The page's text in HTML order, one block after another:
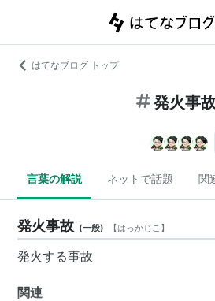
はてなブログ トップ
発火事
言葉の解説 ネットで話題 関
発火事故 (一般) 【はっかじこ 】
発火する事故
関連